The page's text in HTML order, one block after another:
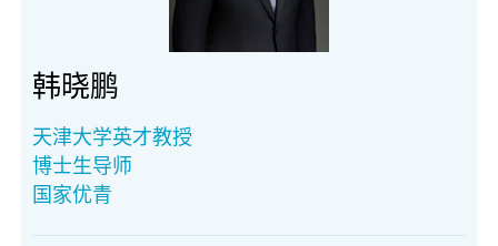
韩晓鹏
天津大学英才教授
博士生导师
国家优青